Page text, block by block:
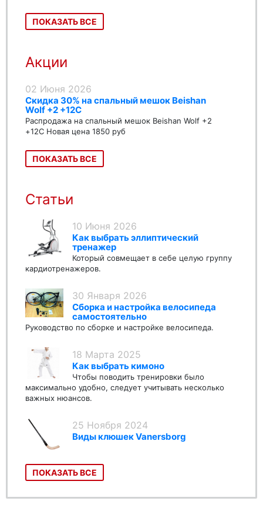
ПОКАЗАТЬ ВСЕ
Акции
02 Июня 2026
Скидка 30% на спальный мешок Beishan
Wolf +2 +12C
Распродажа на спальный мешок Beishan Wolf +2
+12C Новая цена 1850 руб
ПОКАЗАТЬ ВСЕ
Статьи
10 Июня 2026
Как выбрать эллиптический
тренажер
Который совмещает в себе целую группу
кардиотренажеров.
30 Января 2026
Сборка и настройка велосипеда
самостоятельно
Руководство по сборке и настройке велосипеда.
18 Марта 2025
Как выбрать кимоно
Чтобы поводить тренировки было
максимально удобно, следует учитывать несколько
важных нюансов.
25 Ноября 2024
Виды клюшек Vanersborg
ПОКАЗАТЬ ВСЕ